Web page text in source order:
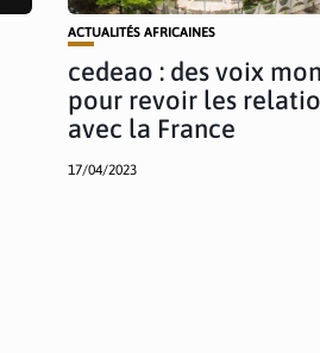
ACTUALITÉS AFRICAINES
cedeao : des voix
pour revoir les
avec la France
17/04/2023